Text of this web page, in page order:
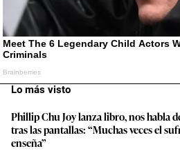
Lo más visto
Phillip Chu Joy lanza libro, nos habla
tras las pantallas: “Muchas veces el
enseña”